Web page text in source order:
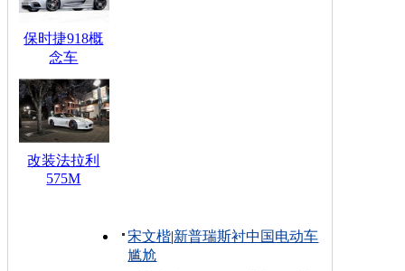
保时捷918概
念车
改装法拉利
575M
宋文楷|新普瑞斯衬中国电动车
尴尬